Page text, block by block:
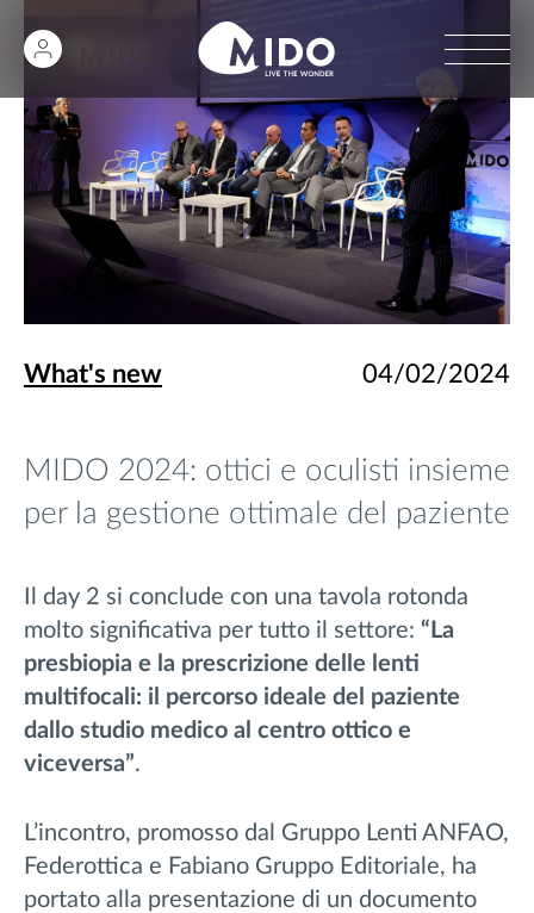
What's new 04/02/2024
MIDO 2024: ottici e oculisti insieme
per la gestione ottimale del paziente
Il day 2 si conclude con una tavola rotonda
molto significativa per tutto il settore: “La
presbiopia e la prescrizione delle lenti
multifocali: il percorso ideale del paziente
dallo studio medico al centro ottico e
viceversa”.
L’incontro, promosso dal Gruppo Lenti ANFAO,
Federottica e Fabiano Gruppo Editoriale, ha
portato alla presentazione di un documento